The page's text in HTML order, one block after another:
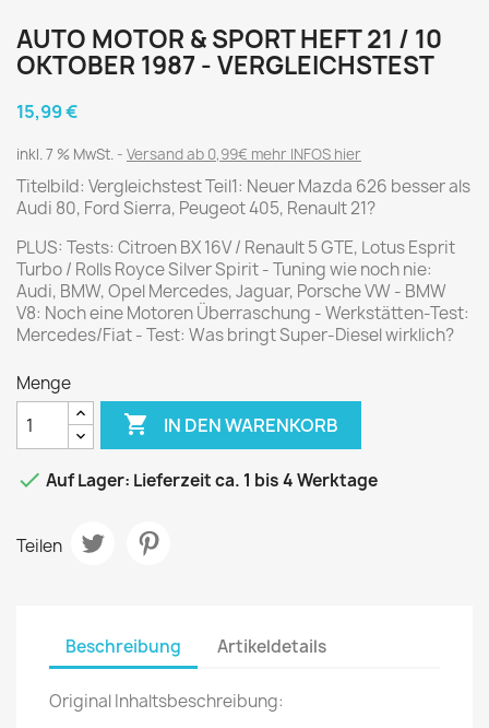
AUTO MOTOR & SPORT HEFT 21 / 10
OKTOBER 1987 - VERGLEICHSTEST
15,99 €
inkl. 7 % MwSt. Versand ab 0,99€ mehr INFOS hier
Titelbild: Vergleichstest Teil1: Neuer Mazda 626 besser als
Audi 80, Ford Sierra, Peugeot 405, Renault 21?
PLUS: Tests: Citroen BX 16V / Renault 5 GTE, Lotus Esprit
Turbo / Rolls Royce Silver Spirit - Tuning wie noch nie:
Audi, BMW, Opel Mercedes, Jaguar, Porsche VW - BMW
V8: Noch eine Motoren Überraschung - Werkstätten-Test:
Mercedes/Fiat - Test: Was bringt Super-Diesel wirklich?
Menge
 IN DEN WARENKORB
 Auf Lager: Lieferzeit ca. 1 bis 4 Werktage
Teilen
Beschreibung Artikeldetails
Original Inhaltsbeschreibung: